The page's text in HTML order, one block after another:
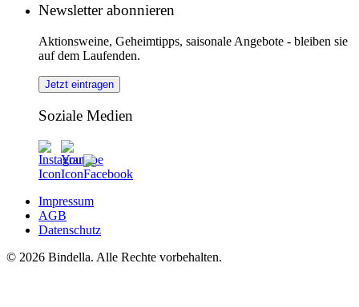
Newsletter abonnieren
Aktionsweine, Geheimtipps, saisonale Angebote - bleiben sie
auf dem Laufenden.
Jetzt eintragen
Soziale Medien
Impressum
AGB
Datenschutz
© 2026 Bindella. Alle Rechte vorbehalten.